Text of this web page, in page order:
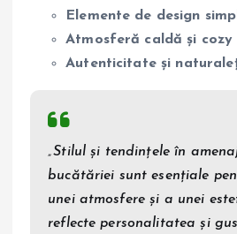
Elemente de design
Atmosferă caldă și cozy
Autenticitate și
„Stilul și tendințele în
bucătăriei sunt esențiale
unei atmosfere și a unei
reflecte personalitatea și